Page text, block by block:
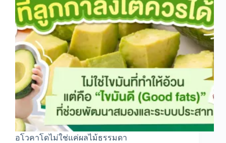
อโวคาโดไม่ใช่แค่ผลไม้ธรรมดา